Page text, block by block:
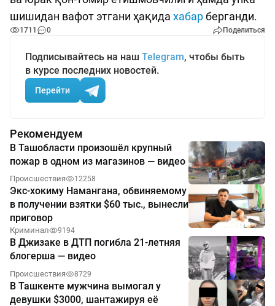
шишидан вафот этгани ҳақида хабарберганди.
1711 0 Поделиться
Подписывайтесь на наш Telegram, чтобы быть
в курсе последних новостей.
Перейти
Рекомендуем
В Ташобласти произошёл крупный
пожар в одном из магазинов — видео
Происшествия 12258
Экс-хокиму Намангана, обвиняемому
в получении взятки $60 тыс., вынесли
приговор
Криминал 9194
В Джизаке в ДТП погибла 21-летняя
блогерша — видео
Происшествия 8729
В Ташкенте мужчина вымогал у
девушки $3000, шантажируя её